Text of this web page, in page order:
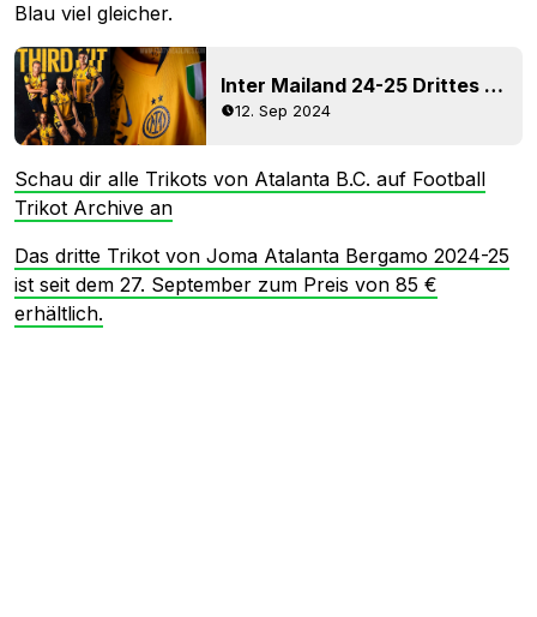
Blau viel gleicher.
Inter Mailand 24-25 Drittes Trikot veröffentlicht - jetzt erhältlich
12. Sep 2024
Schau dir alle Trikots von Atalanta B.C. auf Football
Trikot Archive an
Das dritte Trikot von Joma Atalanta Bergamo 2024-25
ist seit dem 27. September zum Preis von 85 €
erhältlich.